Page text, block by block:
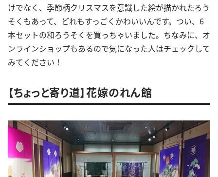
けでなく、季節柄クリスマスを意識した絵が描かれたろう
そくもあって、どれもすっごくかわいいんです。つい、6
本セットの和ろうそくを買っちゃいました。ちなみに、オ
ンラインショップもあるので気になった人はチェックして
みてください！
【ちょっと寄り道】花嫁のれん館